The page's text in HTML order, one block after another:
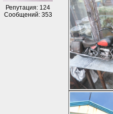
Репутация: 124
Сообщений: 353